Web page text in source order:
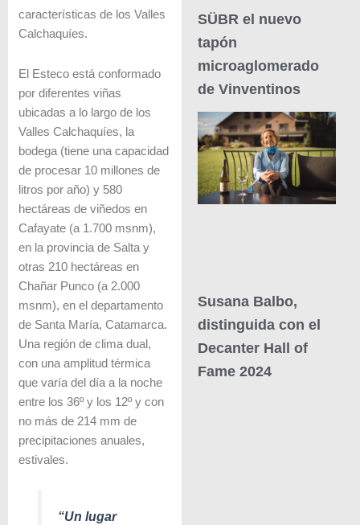
características de los Valles
Calchaquíes.
El Esteco está conformado
por diferentes viñas
ubicadas a lo largo de los
Valles Calchaquíes, la
bodega (tiene una capacidad
de procesar 10 millones de
litros por año) y 580
hectáreas de viñedos en
Cafayate (a 1.700 msnm),
en la provincia de Salta y
otras 210 hectáreas en
Chañar Punco (a 2.000
msnm), en el departamento
de Santa María, Catamarca.
Una región de clima dual,
con una amplitud térmica
que varía del día a la noche
entre los 36º y los 12º y con
no más de 214 mm de
precipitaciones anuales,
estivales.
“Un lugar
SÜBR el nuevo
tapón
microaglomerado
de Vinventinos
Susana Balbo,
distinguida con el
Decanter Hall of
Fame 2024